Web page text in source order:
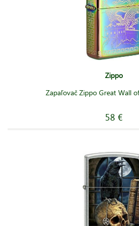
Zippo
Zapaľovač Zippo Great Wall
58 €